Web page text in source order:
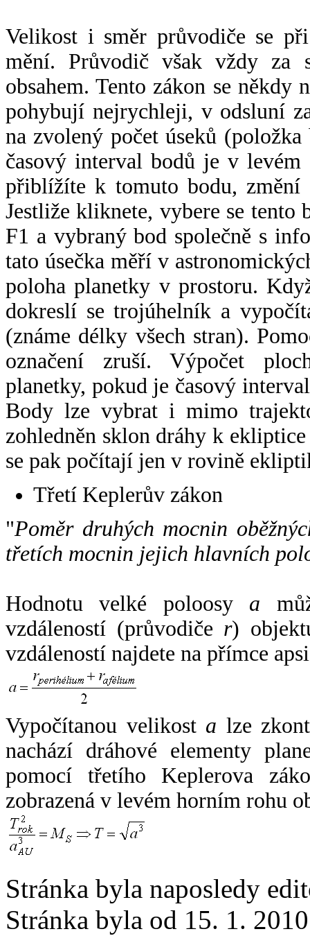
Velikost i směr průvodiče se
mění. Průvodič však vždy za
obsahem. Tento zákon se někdy
pohybují nejrychleji, v odsluní
na zvolený počet úseků
časový interval bodů je v
přiblížíte k tomuto bodu,
Jestliže kliknete, vybere se tento
F1 a vybraný bod společně s
tato úsečka měří v
poloha planetky v prostoru.
dokreslí se trojúhelník a
(známe délky všech stran).
označení zruší. Výpočet
planetky, pokud je časový
Body lze vybrat i mimo
zohledněn sklon dráhy k
se pak počítají jen v rovině
Třetí Keplerův zákon
"Poměr druhých mocnin
třetích mocnin jejich hlavních
Hodnotu velké poloosy a
vzdáleností (průvodiče r)
vzdáleností najdete na přímce
Vypočítanou velikost a lze
nachází dráhové elementy
pomocí třetího Keplerova
zobrazená v levém horním rohu
Stránka byla naposledy
Stránka byla od 15. 1.